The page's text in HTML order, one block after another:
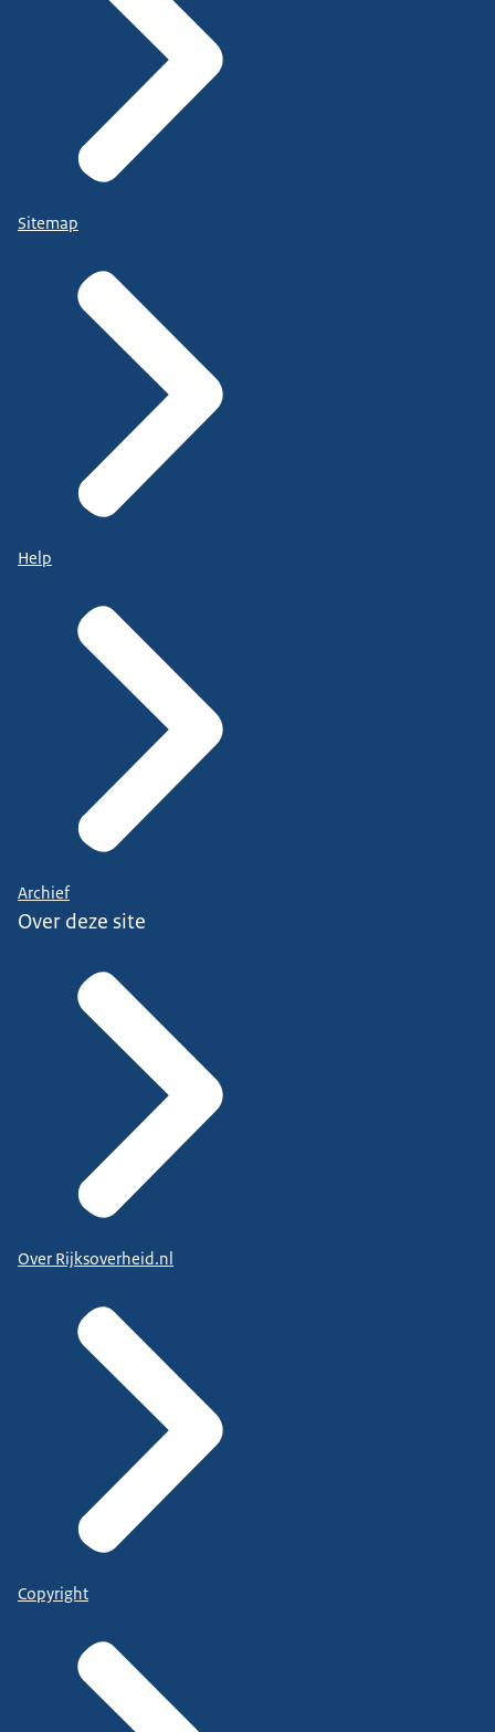
Sitemap
Help
Archief
Over deze site
Over Rijksoverheid.nl
Copyright